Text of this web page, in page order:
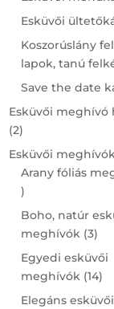
Esküvői
Koszorúslány
lapok, tanú
Save the date
Esküvői meghívó
22
products
Esküvői
Arany fóliás
5
products
Boho, natúr
meghívók 33
Egyedi esküvői
meghívók 1414
Elegáns esküvői